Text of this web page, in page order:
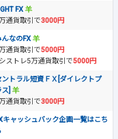
FX
通貨取引で3000円
んなのFX
通貨取引で5000円
ストレ5万通貨取引で5000円
ントラル短資ＦＸ[ダイレクトプ
ス]
通貨取引で3000円
キャッシュバック企画一覧はこち